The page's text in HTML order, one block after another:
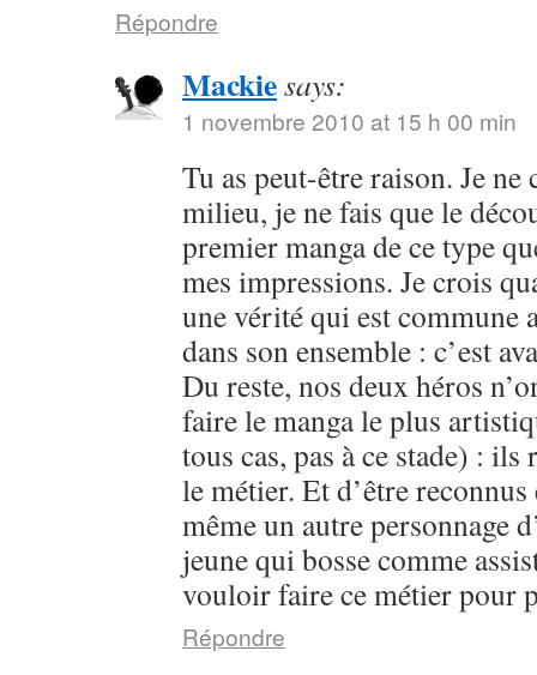
Répondre
Mackiesays:
1 novembre 2010 at 15 h 00 min
Tu as peut-être raison. Je ne
milieu, je ne fais que le
premier manga de ce type
mes impressions. Je crois
une vérité qui est commune
dans son ensemble : c’est
Du reste, nos deux héros
faire le manga le plus
tous cas, pas à ce stade) : ils
le métier. Et d’être
même un autre personnage
jeune qui bosse comme
vouloir faire ce métier
Répondre